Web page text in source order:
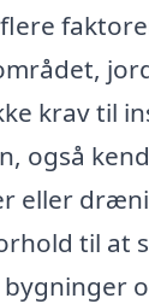
krav til
også
eller
til at